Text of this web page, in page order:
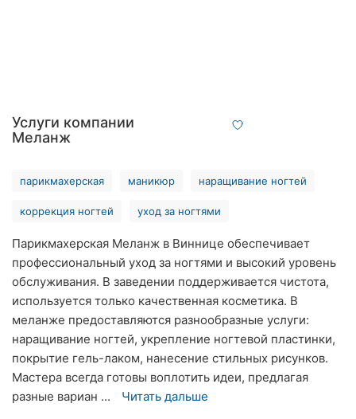
Житомир
Тернополь
Хмельницкий
Ровно
Одесса
Кропивницкий
Харьков
Услуги компании
Меланж
парикмахерская маникюр наращивание ногтей
коррекция ногтей уход за ногтями
Парикмахерская Меланж в Виннице обеспечивает
профессиональный уход за ногтями и высокий уровень
обслуживания. В заведении поддерживается чистота,
используется только качественная косметика. В
меланже предоставляются разнообразные услуги:
наращивание ногтей, укрепление ногтевой пластинки,
покрытие гель-лаком, нанесение стильных рисунков.
Мастера всегда готовы воплотить идеи, предлагая
разные вариан ...
Читать дальше